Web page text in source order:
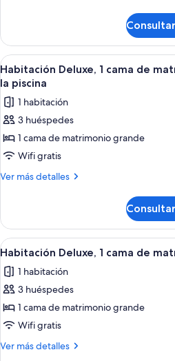
individuales,
vistas
a
la
piscina
Deluxe,
camas
individuales,
vistas
la
Abrir
todas
las
fotos
de
Habitación
Deluxe,
1
matrimonio
grande,
acceso
a
la
piscina
10
Habitación Deluxe, 1 cama de
la piscina
1 habitación
3 huéspedes
1 cama de matrimonio grande
Wifi gratis
Ver más detalles
Más
Deluxe,
cama
matrimonio
grande,
a
la
Abrir
todas
las
fotos
de
Habitación
Deluxe,
7
Habitación Deluxe, 1 cama de
1 habitación
3 huéspedes
1 cama de matrimonio grande
Wifi gratis
Ver más detalles
Más